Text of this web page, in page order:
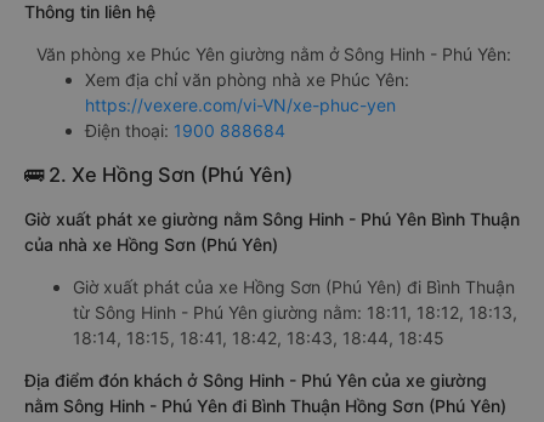
Thông tin liên hệ
Văn phòng xe Phúc Yên giường nằm ở Sông Hinh - Phú Yên:
Xem địa chỉ văn phòng nhà xe Phúc Yên:
https://vexere.com/vi-VN/xe-phuc-yen
Điện thoại: 1900 888684
🚌 2. Xe Hồng Sơn (Phú Yên)
Giờ xuất phát xe giường nằm Sông Hinh - Phú Yên Bình Thuận
của nhà xe Hồng Sơn (Phú Yên)
Giờ xuất phát của xe Hồng Sơn (Phú Yên) đi Bình Thuận
từ Sông Hinh - Phú Yên giường nằm: 18:11, 18:12, 18:13,
18:14, 18:15, 18:41, 18:42, 18:43, 18:44, 18:45
Địa điểm đón khách ở Sông Hinh - Phú Yên của xe giường
nằm Sông Hinh - Phú Yên đi Bình Thuận Hồng Sơn (Phú Yên)